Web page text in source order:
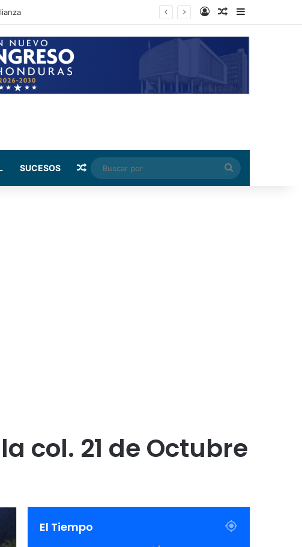
de lavado de activos Log InRandom Article
Sidebar
SUCESOS Random Article
Buscar
por
col. 21 de Octubre
El Tiempo